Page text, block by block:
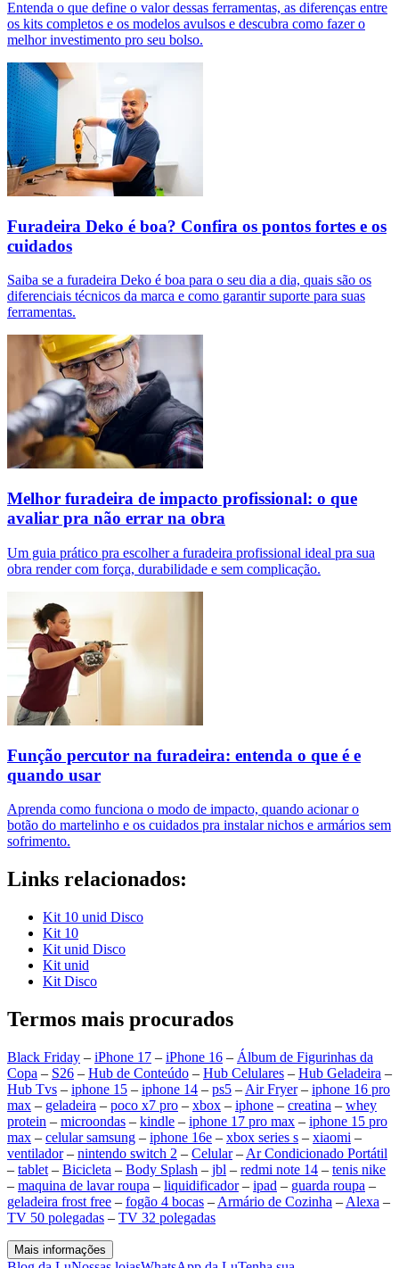
Entenda o que define o valor dessas ferramentas, as diferenças entre
os kits completos e os modelos avulsos e descubra como fazer o
melhor investimento pro seu bolso.
Furadeira Deko é boa? Confira os pontos fortes e os
cuidados
Saiba se a furadeira Deko é boa para o seu dia a dia, quais são os
diferenciais técnicos da marca e como garantir suporte para suas
ferramentas.
Melhor furadeira de impacto profissional: o que
avaliar pra não errar na obra
Um guia prático pra escolher a furadeira profissional ideal pra sua
obra render com força, durabilidade e sem complicação.
Função percutor na furadeira: entenda o que é e
quando usar
Aprenda como funciona o modo de impacto, quando acionar o
botão do martelinho e os cuidados pra instalar nichos e armários sem
sofrimento.
Links relacionados:
Kit 10 unid Disco
Kit 10
Kit unid Disco
Kit unid
Kit Disco
Termos mais procurados
Black Friday – iPhone 17 – iPhone 16 – Álbum de Figurinhas da
Copa – S26 – Hub de Conteúdo – Hub Celulares – Hub Geladeira –
Hub Tvs – iphone 15 – iphone 14 – ps5 – Air Fryer– iphone 16 pro
max – geladeira – poco x7 pro – xbox – iphone – creatina – whey
protein – microondas – kindle – iphone 17 pro max – iphone 15 pro
max – celular samsung – iphone 16e – xbox series s – xiaomi –
ventilador– nintendo switch 2 – Celular– Ar Condicionado Portátil
– tablet – Bicicleta – Body Splash – jbl – redmi note 14 – tenis nike
– maquina de lavar roupa – liquidificador– ipad – guarda roupa –
geladeira frost free – fogão 4 bocas – Armário de Cozinha – Alexa –
TV 50 polegadas – TV 32 polegadas
Mais informações